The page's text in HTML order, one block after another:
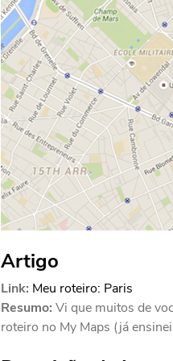
Artigo
Link: Meu roteiro: Paris
Resumo: Vi que muitos de
roteiro no My Maps (já